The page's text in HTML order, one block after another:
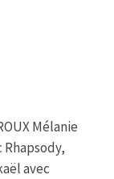
Mélanie
Rhapsody,
avec